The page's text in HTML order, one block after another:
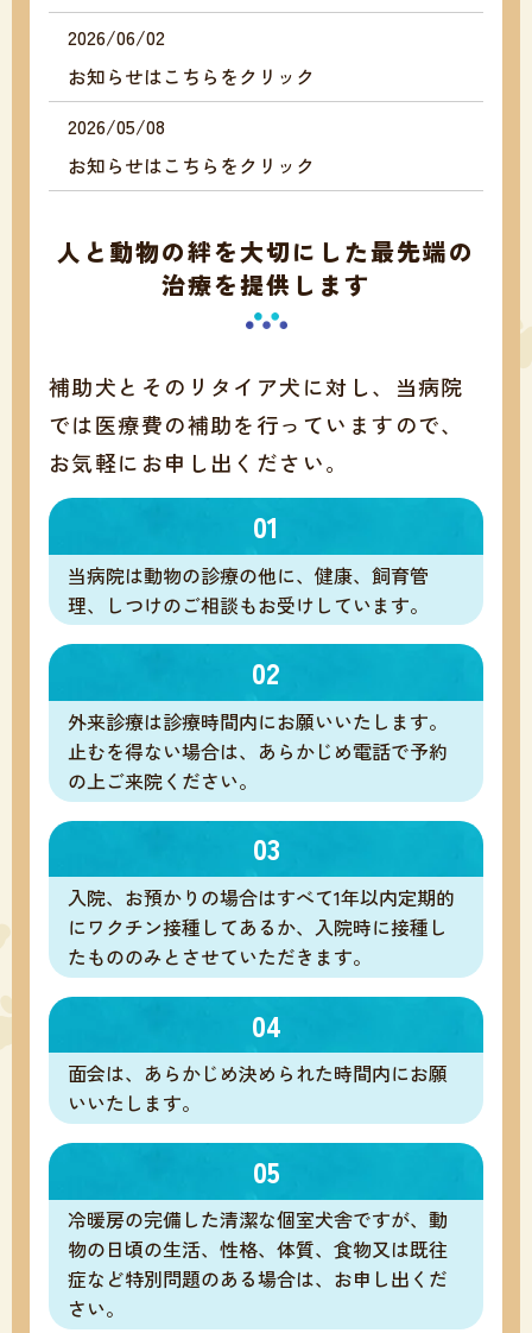
2026/06/02
お知らせはこちらをクリック
2026/05/08
お知らせはこちらをクリック
お知らせはこちらをクリック
2026/02/04
2026/01/06
お知らせはこちらをクリック
2025/12/02
年末年始の休診のお知らせ
2025/12/02
お知らせはこちら
お知らせはこちらをクリック
人と動物の絆を大切にした最先端の
治療を提供します
補助犬とそのリタイア犬に対し、当病院
では医療費の補助を行っていますので、
お気軽にお申し出ください。
01
当病院は動物の診療の他に、健康、飼育管
理、しつけのご相談もお受けしています。
02
外来診療は診療時間内にお願いいたします。
止むを得ない場合は、あらかじめ電話で予約
の上ご来院ください。
03
入院、お預かりの場合はすべて1年以内定期的
にワクチン接種してあるか、入院時に接種し
たもののみとさせていただきます。
04
面会は、あらかじめ決められた時間内にお願
いいたします。
05
冷暖房の完備した清潔な個室犬舎ですが、動
物の日頃の生活、性格、体質、食物又は既往
症など特別問題のある場合は、お申し出くだ
さい。